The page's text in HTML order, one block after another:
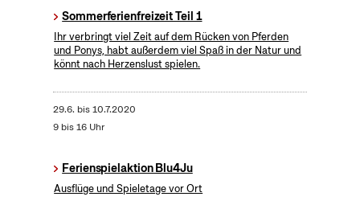
Sommerferienfreizeit Teil 1
Ihr verbringt viel Zeit auf dem Rücken von Pferden
und Ponys, habt außerdem viel Spaß in der Natur und
könnt nach Herzenslust spielen.
29.6. bis10.7.2020
9 bis 16 Uhr
Ferienspielaktion Blu4Ju
Ausflüge und Spieletage vor Ort